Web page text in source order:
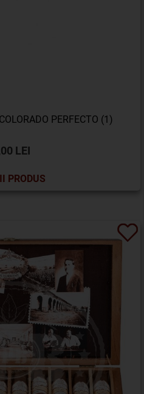
PERFECTO (1)
LEI
PRODUS